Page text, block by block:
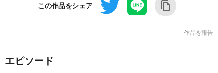
この作品をシェア
作品を報告
エピソード